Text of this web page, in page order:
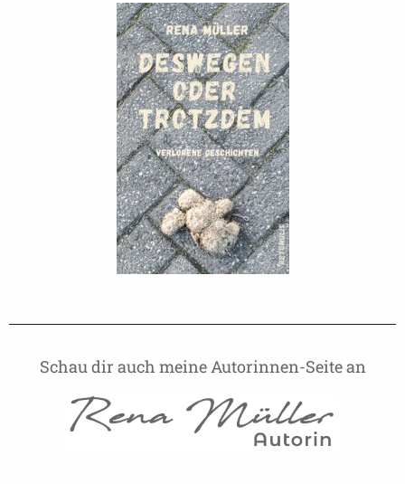
Schau dir auch meine Autorinnen-Seite an